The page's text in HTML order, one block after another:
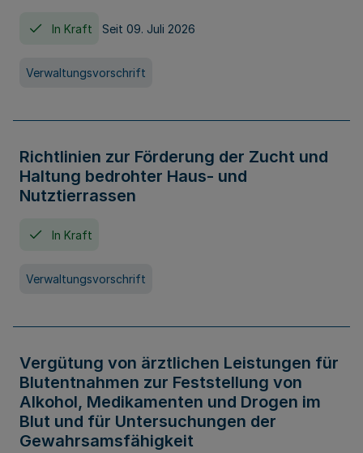
In Kraft Seit 09. Juli 2026
Verwaltungsvorschrift
Richtlinien zur Förderung der Zucht und
Haltung bedrohter Haus- und
Nutztierrassen
In Kraft
Verwaltungsvorschrift
Vergütung von ärztlichen Leistungen für
Blutentnahmen zur Feststellung von
Alkohol, Medikamenten und Drogen im
Blut und für Untersuchungen der
Gewahrsamsfähigkeit